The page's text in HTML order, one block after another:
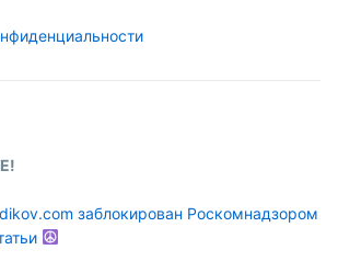
заблокирован Роскомнадзором